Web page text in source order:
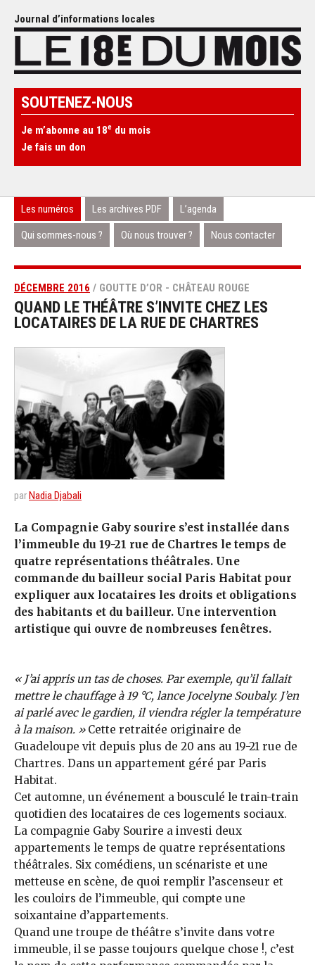
Journal d’informations locales
SOUTENEZ-NOUS
Je m’abonne au 18e du mois
Je fais un don
Les numéros Les archives PDF L’agenda
Qui sommes-nous ? Où nous trouver ? Nous contacter
DÉCEMBRE 2016 / GOUTTE D’OR - CHÂTEAU ROUGE
QUAND LE THÉÂTRE S’INVITE CHEZ LES
LOCATAIRES DE LA RUE DE CHARTRES
parNadia Djabali
La Compagnie Gaby sourire s’est installée dans
l’immeuble du 19-21 rue de Chartres le temps de
quatre représentations théâtrales. Une
commande du bailleur social Paris Habitat pour
expliquer aux locataires les droits et obligations
des habitants et du bailleur. Une intervention
artistique qui ouvre de nombreuses fenêtres.
« J’ai appris un tas de choses. Par exemple, qu’il fallait
mettre le chauffage à 19 °C, lance Jocelyne Soubaly. J’en
ai parlé avec le gardien, il viendra régler la température
à la maison. »Cette retraitée originaire de
Guadeloupe vit depuis plus de 20 ans au 19-21 rue de
Chartres. Dans un appartement géré par Paris
Habitat.
Cet automne, un événement a bousculé le train-train
quotidien des locataires de ces logements sociaux.
La compagnie Gaby Sourire a investi deux
appartements le temps de quatre représentations
théâtrales. Six comédiens, un scénariste et une
metteuse en scène, de quoi remplir l’ascenseur et
les couloirs de l’immeuble, qui compte une
soixantaine d’appartements.
Quand une troupe de théâtre s’invite dans vo­tre
immeuble, il se passe toujours quelque chose !, c’est